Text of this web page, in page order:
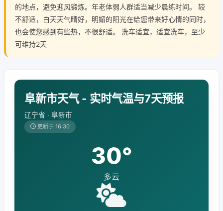
的地点，避免迎风锻炼。年老体弱人群适当减少晨练时间。 较
不舒适，白天天气晴好，明媚的阳光在给您带来好心情的同时，
也会使您感到有些热，不很舒适。 洗车适宜，适宜洗车，至少
可维持2天
阜新市天气 - 实时气温与7天预报
辽宁省 · 阜新市
更新于 16:30
30°
多云